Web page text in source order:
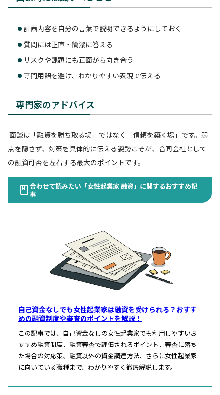
計画内容を自分の言葉で説明できるようにしておく
質問には正直・簡潔に答える
リスクや課題にも正面から向き合う
専門用語を避け、わかりやすい表現で伝える
専門家のアドバイス
面談は「融資を勝ち取る場」ではなく「信頼を築く場」です。弱
点を隠さず、対策を具体的に伝える姿勢こそが、合同会社として
の融資可否を左右する最大のポイントです。
合わせて読みたい「女性起業家 融資」に関するおすすめ記
事
自己資金なしでも女性起業家は融資を受けられる？おすす
めの融資制度や審査のポイントを解説！
この記事では、自己資金なしの女性起業家でも利用しやすいお
すすめ融資制度、融資審査で評価されるポイント、審査に落ち
た場合の対応策、融資以外の資金調達方法、さらに女性起業家
に向いている職種まで、わかりやすく徹底解説します。